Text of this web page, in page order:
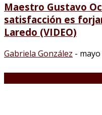
Maestro Gustavo
satisfacción es
Laredo (VIDEO)
Gabriela González -